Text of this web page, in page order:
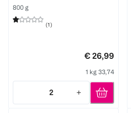
800 g
(1)
€ 26,99
1 kg 33,74
2
Quantity: 2